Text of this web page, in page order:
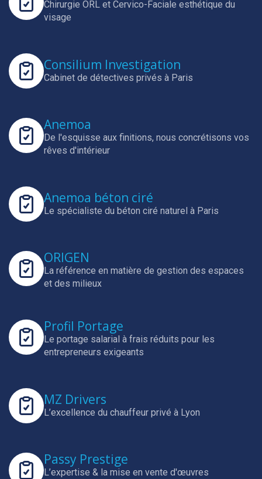
Chirurgie ORL et Cervico-Faciale esthétique du
visage
Consilium Investigation
Cabinet de détectives privés à Paris
Anemoa
De l'esquisse aux finitions, nous concrétisons vos
rêves d'intérieur
Anemoa béton ciré
Le spécialiste du béton ciré naturel à Paris
ORIGEN
La référence en matière de gestion des espaces
et des milieux
Profil Portage
Le portage salarial à frais réduits pour les
entrepreneurs exigeants
MZ Drivers
L’excellence du chauffeur privé à Lyon
Passy Prestige
L’expertise & la mise en vente d'œuvres